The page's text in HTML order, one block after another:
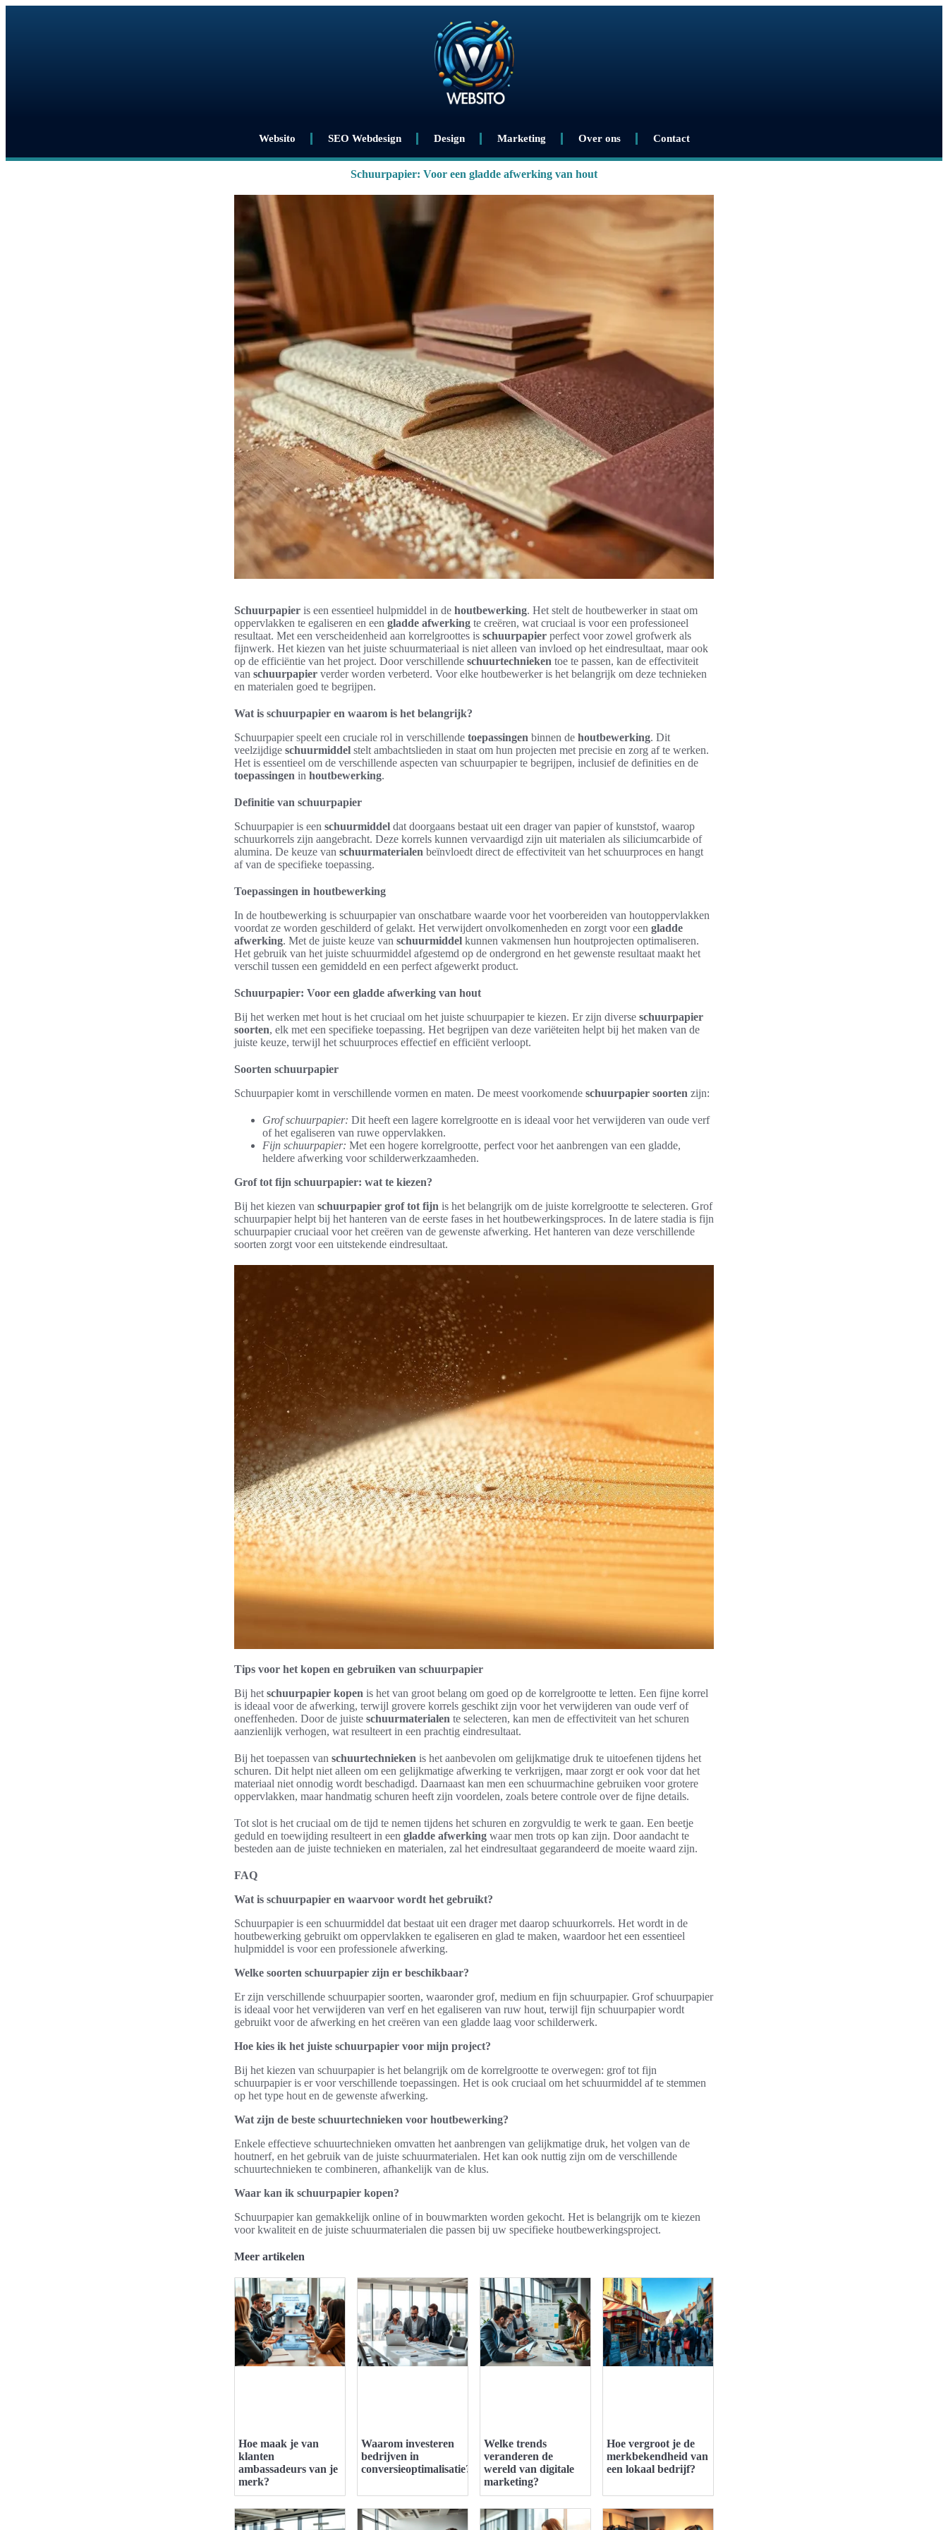
Websito SEO Webdesign Design Marketing Over ons Contact
Schuurpapier: Voor een gladde afwerking van hout
Schuurpapier is een essentieel hulpmiddel in de houtbewerking. Het stelt de houtbewerker in staat om
oppervlakken te egaliseren en een gladde afwerking te creëren, wat cruciaal is voor een professioneel
resultaat. Met een verscheidenheid aan korrelgroottes is schuurpapier perfect voor zowel grofwerk als
fijnwerk. Het kiezen van het juiste schuurmateriaal is niet alleen van invloed op het eindresultaat, maar ook
op de efficiëntie van het project. Door verschillende schuurtechnieken toe te passen, kan de effectiviteit
van schuurpapier verder worden verbeterd. Voor elke houtbewerker is het belangrijk om deze technieken
en materialen goed te begrijpen.
Wat is schuurpapier en waarom is het belangrijk?
Schuurpapier speelt een cruciale rol in verschillende toepassingen binnen de houtbewerking. Dit
veelzijdige schuurmiddel stelt ambachtslieden in staat om hun projecten met precisie en zorg af te werken.
Het is essentieel om de verschillende aspecten van schuurpapier te begrijpen, inclusief de definities en de
toepassingen in houtbewerking.
Definitie van schuurpapier
Schuurpapier is een schuurmiddel dat doorgaans bestaat uit een drager van papier of kunststof, waarop
schuurkorrels zijn aangebracht. Deze korrels kunnen vervaardigd zijn uit materialen als siliciumcarbide of
alumina. De keuze van schuurmaterialen beïnvloedt direct de effectiviteit van het schuurproces en hangt
af van de specifieke toepassing.
Toepassingen in houtbewerking
In de houtbewerking is schuurpapier van onschatbare waarde voor het voorbereiden van houtoppervlakken
voordat ze worden geschilderd of gelakt. Het verwijdert onvolkomenheden en zorgt voor een gladde
afwerking. Met de juiste keuze van schuurmiddel kunnen vakmensen hun houtprojecten optimaliseren.
Het gebruik van het juiste schuurmiddel afgestemd op de ondergrond en het gewenste resultaat maakt het
verschil tussen een gemiddeld en een perfect afgewerkt product.
Schuurpapier: Voor een gladde afwerking van hout
Bij het werken met hout is het cruciaal om het juiste schuurpapier te kiezen. Er zijn diverse schuurpapier
soorten, elk met een specifieke toepassing. Het begrijpen van deze variëteiten helpt bij het maken van de
juiste keuze, terwijl het schuurproces effectief en efficiënt verloopt.
Soorten schuurpapier
Schuurpapier komt in verschillende vormen en maten. De meest voorkomende schuurpapier soorten zijn:
Grof schuurpapier: Dit heeft een lagere korrelgrootte en is ideaal voor het verwijderen van oude verf
of het egaliseren van ruwe oppervlakken.
Fijn schuurpapier: Met een hogere korrelgrootte, perfect voor het aanbrengen van een gladde,
heldere afwerking voor schilderwerkzaamheden.
Grof tot fijn schuurpapier: wat te kiezen?
Bij het kiezen van schuurpapier grof tot fijn is het belangrijk om de juiste korrelgrootte te selecteren. Grof
schuurpapier helpt bij het hanteren van de eerste fases in het houtbewerkingsproces. In de latere stadia is fijn
schuurpapier cruciaal voor het creëren van de gewenste afwerking. Het hanteren van deze verschillende
soorten zorgt voor een uitstekende eindresultaat.
Tips voor het kopen en gebruiken van schuurpapier
Bij het schuurpapier kopen is het van groot belang om goed op de korrelgrootte te letten. Een fijne korrel
is ideaal voor de afwerking, terwijl grovere korrels geschikt zijn voor het verwijderen van oude verf of
oneffenheden. Door de juiste schuurmaterialen te selecteren, kan men de effectiviteit van het schuren
aanzienlijk verhogen, wat resulteert in een prachtig eindresultaat.
Bij het toepassen van schuurtechnieken is het aanbevolen om gelijkmatige druk te uitoefenen tijdens het
schuren. Dit helpt niet alleen om een gelijkmatige afwerking te verkrijgen, maar zorgt er ook voor dat het
materiaal niet onnodig wordt beschadigd. Daarnaast kan men een schuurmachine gebruiken voor grotere
oppervlakken, maar handmatig schuren heeft zijn voordelen, zoals betere controle over de fijne details.
Tot slot is het cruciaal om de tijd te nemen tijdens het schuren en zorgvuldig te werk te gaan. Een beetje
geduld en toewijding resulteert in een gladde afwerking waar men trots op kan zijn. Door aandacht te
besteden aan de juiste technieken en materialen, zal het eindresultaat gegarandeerd de moeite waard zijn.
FAQ
Wat is schuurpapier en waarvoor wordt het gebruikt?
Schuurpapier is een schuurmiddel dat bestaat uit een drager met daarop schuurkorrels. Het wordt in de
houtbewerking gebruikt om oppervlakken te egaliseren en glad te maken, waardoor het een essentieel
hulpmiddel is voor een professionele afwerking.
Welke soorten schuurpapier zijn er beschikbaar?
Er zijn verschillende schuurpapier soorten, waaronder grof, medium en fijn schuurpapier. Grof schuurpapier
is ideaal voor het verwijderen van verf en het egaliseren van ruw hout, terwijl fijn schuurpapier wordt
gebruikt voor de afwerking en het creëren van een gladde laag voor schilderwerk.
Hoe kies ik het juiste schuurpapier voor mijn project?
Bij het kiezen van schuurpapier is het belangrijk om de korrelgrootte te overwegen: grof tot fijn
schuurpapier is er voor verschillende toepassingen. Het is ook cruciaal om het schuurmiddel af te stemmen
op het type hout en de gewenste afwerking.
Wat zijn de beste schuurtechnieken voor houtbewerking?
Enkele effectieve schuurtechnieken omvatten het aanbrengen van gelijkmatige druk, het volgen van de
houtnerf, en het gebruik van de juiste schuurmaterialen. Het kan ook nuttig zijn om de verschillende
schuurtechnieken te combineren, afhankelijk van de klus.
Waar kan ik schuurpapier kopen?
Schuurpapier kan gemakkelijk online of in bouwmarkten worden gekocht. Het is belangrijk om te kiezen
voor kwaliteit en de juiste schuurmaterialen die passen bij uw specifieke houtbewerkingsproject.
Meer artikelen
Hoe maak je van
klanten
ambassadeurs van je
merk?
Waarom investeren
bedrijven in
conversieoptimalisatie?
Welke trends
veranderen de
wereld van digitale
marketing?
Hoe vergroot je de
merkbekendheid van
een lokaal bedrijf?